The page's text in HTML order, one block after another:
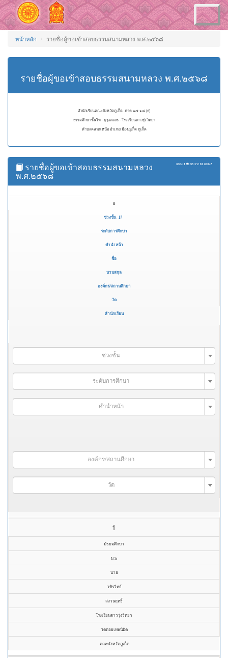
Toggle
navigation
หน้าหลัก รายชื่อผู้ขอเข้าสอบธรรมสนามหลวง พ.ศ.๒๕๖๘
รายชื่อผู้ขอเข้าสอบธรรมสนามหลวง พ.ศ.๒๕๖๘
สำนักเรียนคณะจังหวัดภูเก็ต ภาค ๑๗-๑๘ (ธ)
ธรรมศึกษาชั้นโท - ๖๖๗๐๐๒ - โรงเรียนดาวรุ่งวิทยา
ตำบลตลาดเหนือ อำเภอเมืองภูเก็ต ภูเก็ต
แสดง 1 ถึง 50 จาก 81 ผลลัพธ์
รายชื่อผู้ขอเข้าสอบธรรมสนามหลวง
พ.ศ.๒๕๖๘
#
ช่วงชั้น
ระดับการศึกษา
คำนำหน้า
ชื่อ
นามสกุล
องค์กร/สถานศึกษา
วัด
สำนักเรียน
ช่วงชั้น
ระดับการศึกษา
คำนำหน้า
องค์กร/สถานศึกษา
วัด
1
มัธยมศึกษา
ม.๖
นาย
วชิรวิทย์
สงวนฤทธิ์
โรงเรียนดาวรุ่งวิทยา
วัดดอยเทพนิมิต
คณะจังหวัดภูเก็ต